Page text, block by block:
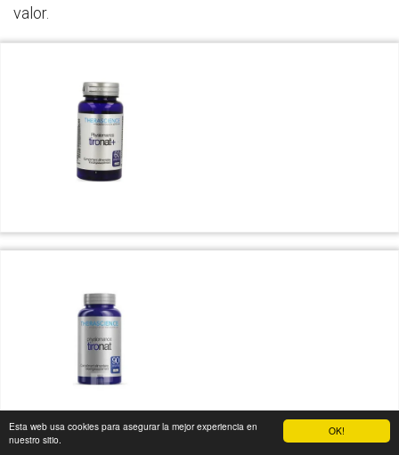
OK!
Esta web usa cookies para asegurar la mejor experiencia en
nuestro sitio.
valor.